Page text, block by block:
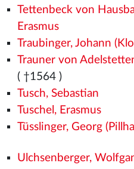
Tettenbeck von
Erasmus
Traubinger, Johann
Trauner von
( †1564 )
Tusch, Sebastian
Tuschel, Erasmus
Tüsslinger, Georg
Ulchsenberger,